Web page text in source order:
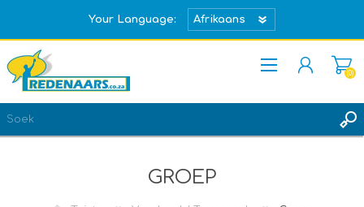
Your Language:
REGISTREER
(0)
GROEP